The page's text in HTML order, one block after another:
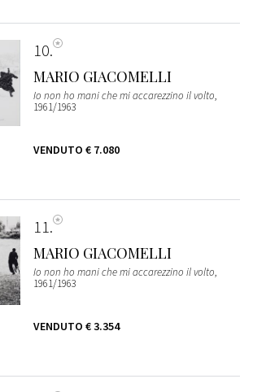
10
MARIO GIACOMELLI
Io non ho mani che mi accarezzino il volto,
1961/1963
VENDUTO € 7.080
11
MARIO GIACOMELLI
Io non ho mani che mi accarezzino il volto,
1961/1963
VENDUTO € 3.354